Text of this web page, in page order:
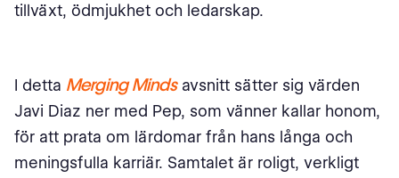
tillväxt, ödmjukhet och ledarskap.
I detta Merging Mindsavsnitt sätter sig värden
Javi Diaz ner med Pep, som vänner kallar honom,
för att prata om lärdomar från hans långa och
meningsfulla karriär. Samtalet är roligt, verkligt